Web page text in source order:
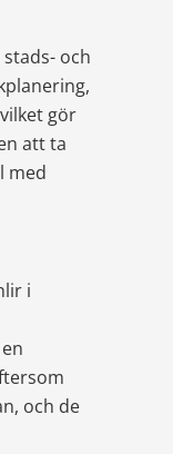
och
gör
att ta
med
i
och de